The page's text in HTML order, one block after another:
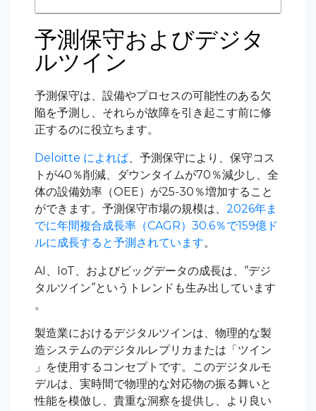
予測保守およびデジタ
ルツイン
予測保守は、設備やプロセスの可能性のある欠
陥を予測し、それらが故障を引き起こす前に修
正するのに役立ちます。
Deloitte によれば、予測保守により、保守コス
トが40％削減、ダウンタイムが70％減少し、全
体の設備効率（OEE）が25-30％増加すること
ができます。予測保守市場の規模は、 2026年ま
でに年間複合成長率（CAGR）30.6％で159億ド
ルに成長すると予測されています。
AI、IoT、およびビッグデータの成長は、‘’デジ
タルツイン‘’というトレンドも生み出しています
。
製造業におけるデジタルツインは、物理的な製
造システムのデジタルレプリカまたは「ツイン
」を使用するコンセプトです。このデジタルモ
デルは、実時間で物理的な対応物の振る舞いと
性能を模倣し、貴重な洞察を提供し、より良い